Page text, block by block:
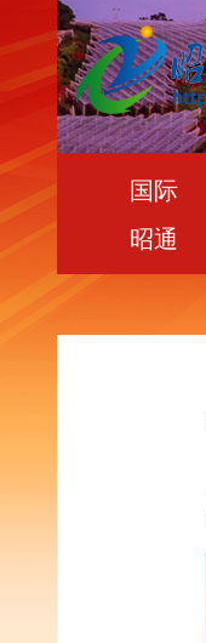
国际
昭通